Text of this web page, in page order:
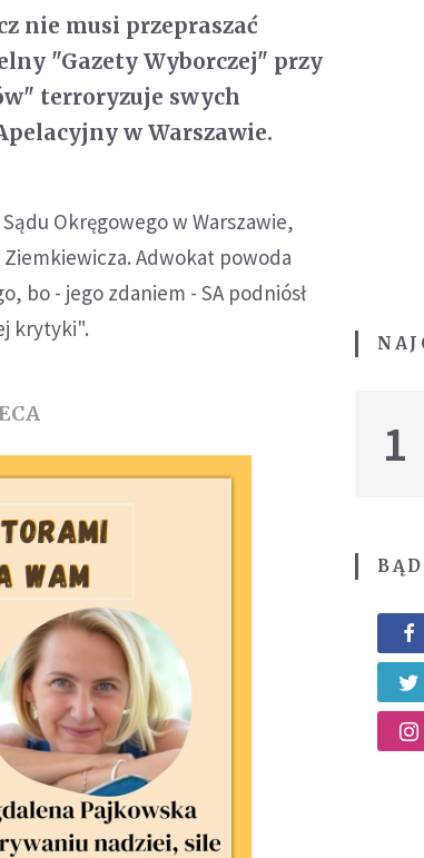
nie musi przepraszać
"Gazety Wyborczej" przy
terroryzuje swych
w Warszawie.
Okręgowego w Warszawie,
Adwokat powoda
bo - jego zdaniem - SA podniósł
krytyki".
1